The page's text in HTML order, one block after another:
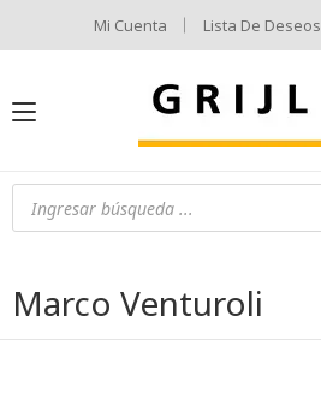
Mi Cuenta Lista De Deseos
Marco Venturoli